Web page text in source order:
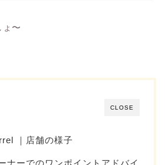
〜
CLOSE
｜店舗の様子
ナーでのワンポイントアドバイ